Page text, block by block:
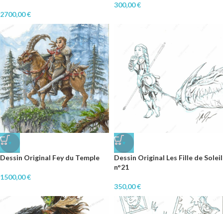
2700,00€
300,00€
♥
Dessin Original Fey du Temple
1500,00€
♥
Dessin Original Les Fille de Soleil
n°21
350,00€